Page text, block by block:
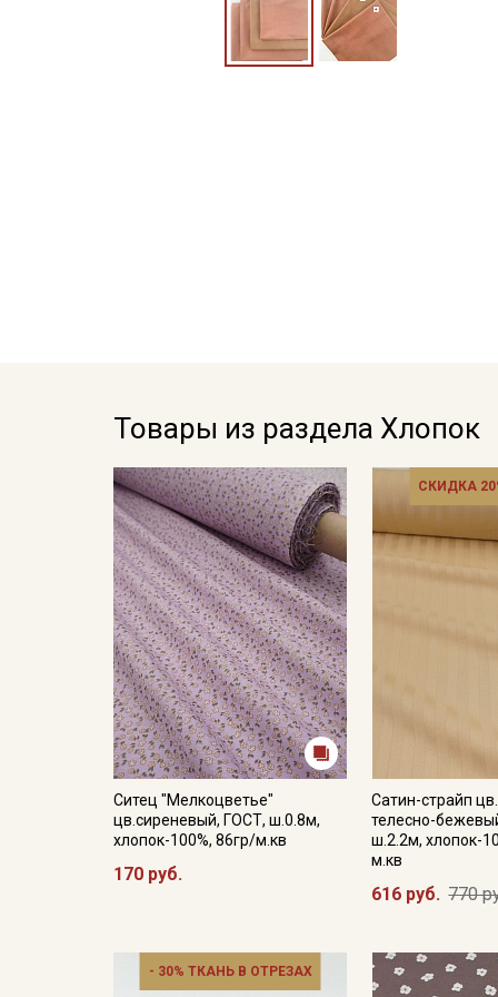
Товары из раздела Хлопок
Ситец "Мелкоцветье"
цв.сиреневый, ГОСТ, ш.0.8м,
хлопок-100%, 86гр/м.кв
170 руб.
СКИДКА
Сатин-страйп
телесно-
ш.2.2м, хлопок-
м.кв
616 руб. 770
- 30% ТКАНЬ В ОТРЕЗАХ